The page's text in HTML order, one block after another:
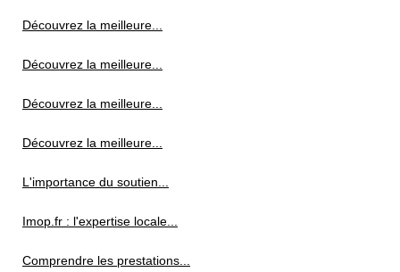
Découvrez la meilleure...
Découvrez la meilleure...
Découvrez la meilleure...
Découvrez la meilleure...
L'importance du soutien...
Imop.fr : l'expertise locale...
Comprendre les prestations...